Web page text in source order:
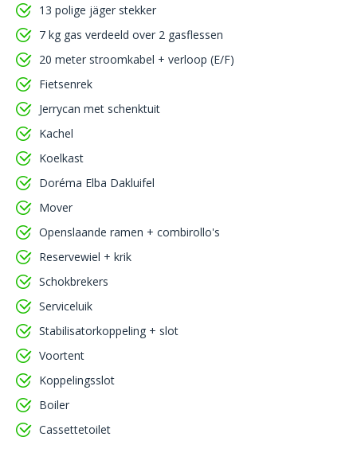
13 polige jäger stekker
7 kg gas verdeeld over 2 gasflessen
20 meter stroomkabel + verloop (E/F)
Fietsenrek
Jerrycan met schenktuit
Kachel
Koelkast
Doréma Elba Dakluifel
Mover
Openslaande ramen + combirollo's
Reservewiel + krik
Schokbrekers
Serviceluik
Stabilisatorkoppeling + slot
Voortent
Koppelingsslot
Boiler
Cassettetoilet